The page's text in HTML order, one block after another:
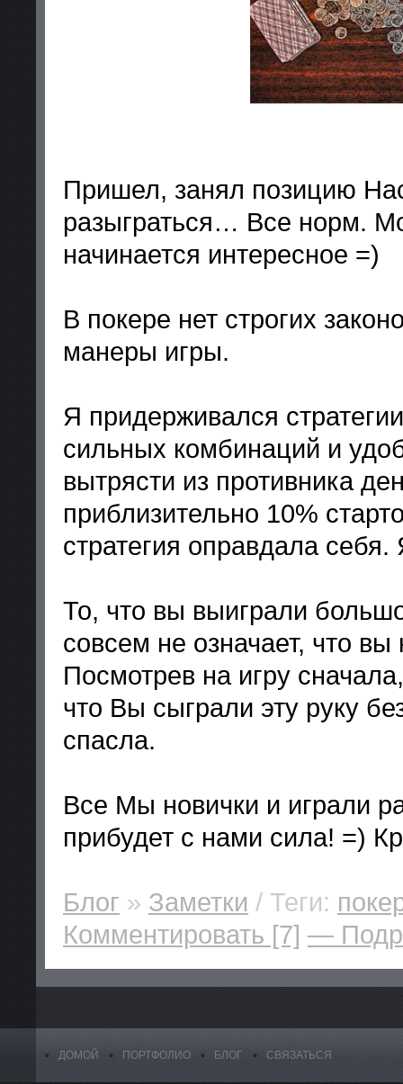
Пришел, занял позицию
разыграться… Все норм.
начинается интересное =)
В покере нет строгих
манеры игры.
Я придерживался
сильных комбинаций и
вытрясти из противника
приблизительно 10%
стратегия оправдала
То, что вы выиграли
совсем не означает, что вы
Посмотрев на игру
что Вы сыграли эту руку
спасла.
Все Мы новички и играли
прибудет с нами сила! =)
Блог » Заметки / Теги:
Комментировать [7] —
ДОМОЙ ПОРТФОЛИО БЛОГ СВЯЗАТЬСЯ